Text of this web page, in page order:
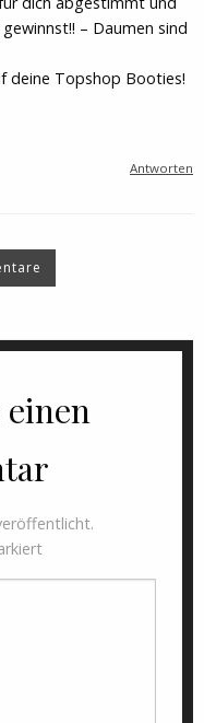
– Daumen sind
deine Topshop Booties!
Antworten